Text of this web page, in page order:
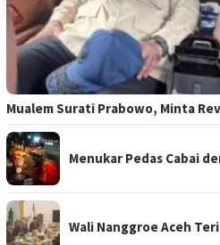
Mualem Surati Prabowo, Minta
Menukar Pedas Cabai
Wali Nanggroe Aceh